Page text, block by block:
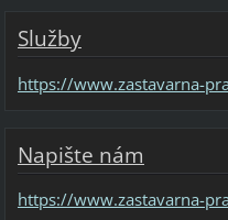
Služby
https://www.zastavarna-
Napište nám
https://www.zastavarna-